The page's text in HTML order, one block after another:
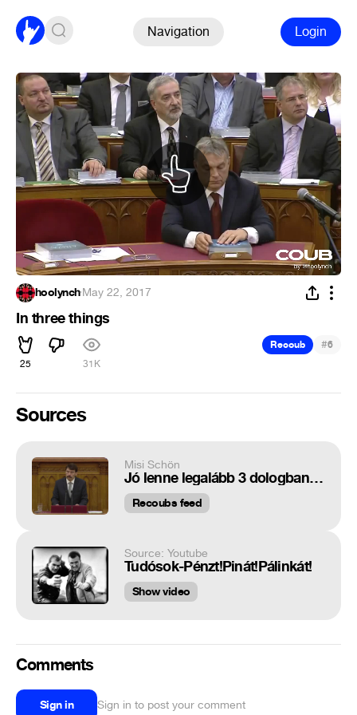
Navigation Login
hoolynch·May 22, 2017
In three things
25 31K
Recoub #6
Sources
Misi Schön
Jó lenne legalább 3 dologban egyetértenünk.
Recoubs feed
Source: Youtube
Tudósok-Pénzt!Pinát!Pálinkát!
Show video
Comments
Sign in Sign in to post your comment